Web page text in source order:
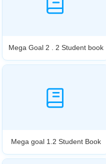
Mega Goal 2 . 2 Student book
Mega goal 1.2 Student Book